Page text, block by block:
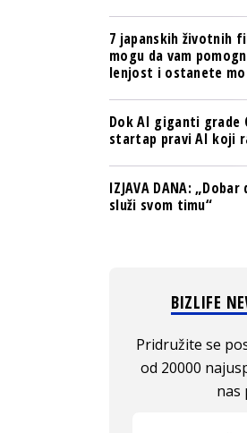
7 japanskih životnih
mogu da vam
lenjost i ostanete
Dok AI giganti grade
startap pravi AI koji
IZJAVA DANA:
služi svom timu“
BIZLIFE
Pridružite se
od 20000
nas